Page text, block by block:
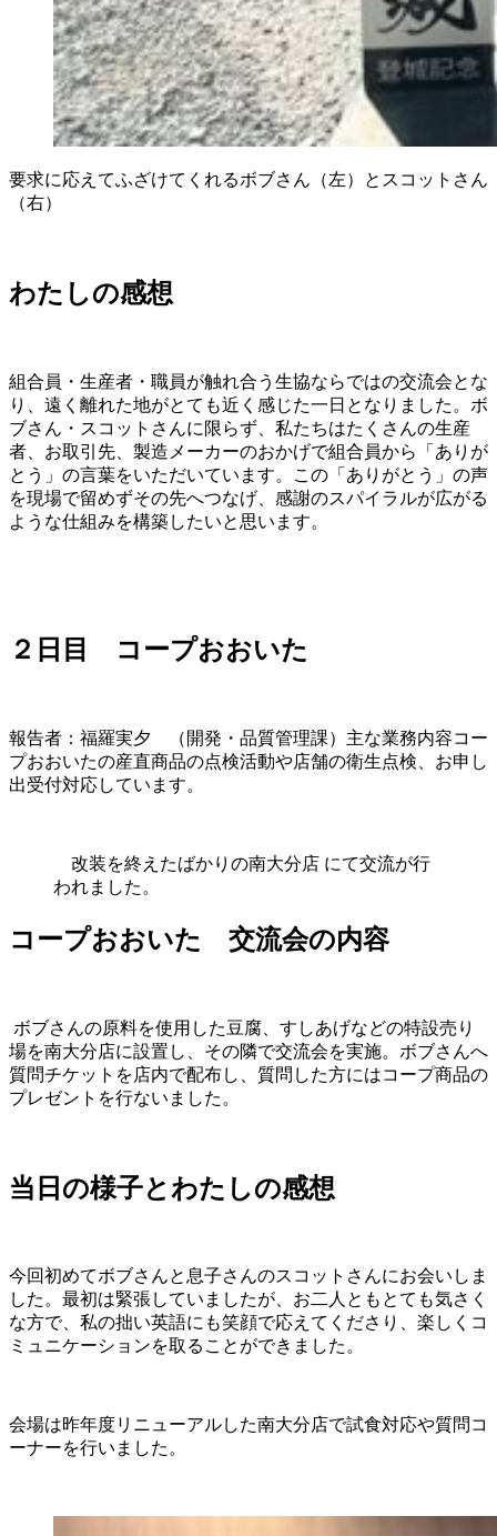
要求に応えてふざけてくれるボブさん（左）とスコットさん
（右）
わたしの感想
組合員・生産者・職員が触れ合う生協ならではの交流会とな
り、遠く離れた地がとても近く感じた一日となりました。ボ
ブさん・スコットさんに限らず、私たちはたくさんの生産
者、お取引先、製造メーカーのおかげで組合員から「ありが
とう」の言葉をいただいています。この「ありがとう」の声
を現場で留めずその先へつなげ、感謝のスパイラルが広がる
ような仕組みを構築したいと思います。
２日目 コープおおいた
報告者：福羅実夕 （開発・品質管理課）主な業務内容コー
プおおいたの産直商品の点検活動や店舗の衛生点検、お申し
出受付対応しています。
改装を終えたばかりの南大分店 にて交流が行
われました。
コープおおいた 交流会の内容
ボブさんの原料を使用した豆腐、すしあげなどの特設売り
場を南大分店に設置し、その隣で交流会を実施。ボブさんへ
質問チケットを店内で配布し、質問した方にはコープ商品の
プレゼントを行ないました。
当日の様子とわたしの感想
今回初めてボブさんと息子さんのスコットさんにお会いしま
した。最初は緊張していましたが、お二人ともとても気さく
な方で、私の拙い英語にも笑顔で応えてくださり、楽しくコ
ミュニケーションを取ることができました。
会場は昨年度リニューアルした南大分店で試食対応や質問コ
ーナーを行いました。